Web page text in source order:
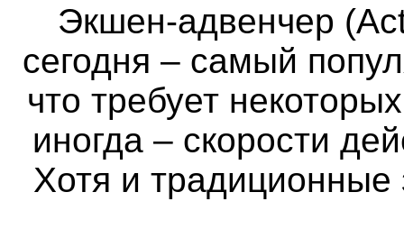
Экшен-адвенчер
сегодня – самый
что требует
иногда – скорости
Хотя и традиционные